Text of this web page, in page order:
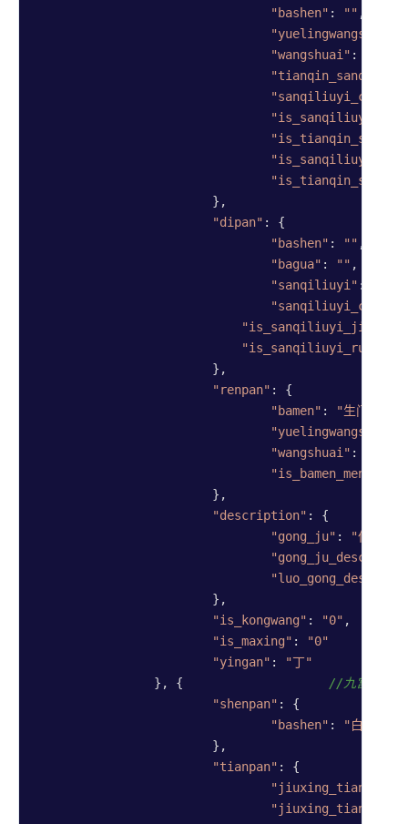
"bashen" : "" ,
"yuelingwangshuai"
"wangshuai" :
"dipan" : {
"bashen" : "" ,
"bagua" : "" ,
"sanqiliuyi" :
"is_sanqiliuyi_jixing"
"is_sanqiliuyi_rumu"
"renpan" : {
"bamen" : "生门"
"yuelingwangshuai"
"wangshuai" :
"is_bamen_menpo"
"description" : {
"gong_ju" : "伏吟局"
"gong_ju_desc"
"luo_gong_desc"
"is_kongwang" : "0" ,
"is_maxing" : "0"
"yingan" : "丁"
		}, {
//九宫宫盘2
"shenpan" : {
"bashen" :
"白虎"
"tianpan" : {
"jiuxing_tianqin"